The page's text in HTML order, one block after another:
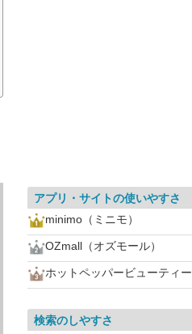
アプリ・サイトの使いやすさ
minimo（ミニモ）
OZmall（オズモール）
ホットペッパービューティー
検索のしやすさ